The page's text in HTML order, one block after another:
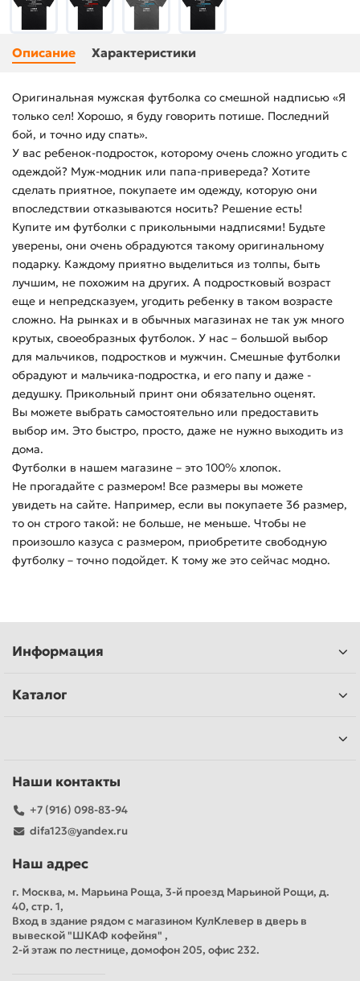
Описание Характеристики
Оригинальная мужская футболка со смешной надписью «Я
только сел! Хорошо, я буду говорить потише. Последний
бой, и точно иду спать».
У вас ребенок-подросток, которому очень сложно угодить с
одеждой? Муж-модник или папа-привереда? Хотите
сделать приятное, покупаете им одежду, которую они
впоследствии отказываются носить? Решение есть!
Купите им футболки с прикольными надписями! Будьте
уверены, они очень обрадуются такому оригинальному
подарку. Каждому приятно выделиться из толпы, быть
лучшим, не похожим на других. А подростковый возраст
еще и непредсказуем, угодить ребенку в таком возрасте
сложно. На рынках и в обычных магазинах не так уж много
крутых, своеобразных футболок. У нас – большой выбор
для мальчиков, подростков и мужчин. Смешные футболки
обрадуют и мальчика-подростка, и его папу и даже -
дедушку. Прикольный принт они обязательно оценят.
Вы можете выбрать самостоятельно или предоставить
выбор им. Это быстро, просто, даже не нужно выходить из
дома.
Футболки в нашем магазине – это 100% хлопок.
Не прогадайте с размером! Все размеры вы можете
увидеть на сайте. Например, если вы покупаете 36 размер,
то он строго такой: не больше, не меньше. Чтобы не
произошло казуса с размером, приобретите свободную
футболку – точно подойдет. К тому же это сейчас модно.
Информация
Каталог
Наши контакты
+7 (916) 098-83-94
difa123@yandex.ru
Наш адрес
г. Москва, м. Марьина Роща, 3-й проезд Марьиной Рощи, д.
40, стр. 1,
Вход в здание рядом с магазином КулКлевер в дверь в
вывеской "ШКАФ кофейня" ,
2-й этаж по лестнице, домофон 205, офис 232.